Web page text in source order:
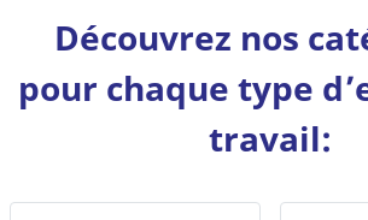
Découvrez nos
pour chaque type
travail: